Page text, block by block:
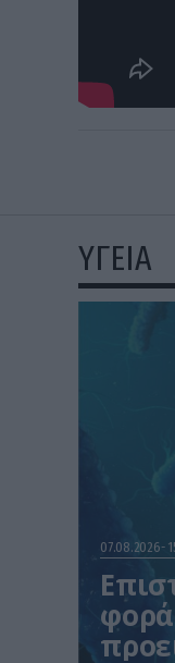
ΥΓΕΙΑ
07.08.2026
φορά